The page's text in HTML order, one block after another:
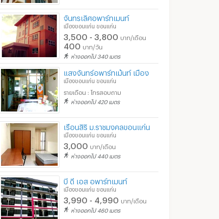
จันทรเลิศอพาร์ทเมนท์
เมืองขอนแก่น ขอนแก่น
3,500 - 3,800 บาท/เดือน
400 บาท/วัน
ห่างออกไป 340 เมตร
แสงจันทร์อพาร์ทเม้นท์ เมือง
เมืองขอนแก่น ขอนแก่น
รายเดือน : โทรสอบถาม
ห่างออกไป 420 เมตร
เรือนสิริ ม.ราชมงคลขอนแก่น
เมืองขอนแก่น ขอนแก่น
3,000 บาท/เดือน
ห่างออกไป 440 เมตร
บี ดี เอส อพาร์ทเมนท์
เมืองขอนแก่น ขอนแก่น
3,990 - 4,990 บาท/เดือน
ห่างออกไป 460 เมตร